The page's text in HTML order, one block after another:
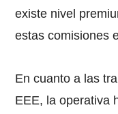
existe nivel
estas comisiones
En cuanto a las
EEE, la operativa